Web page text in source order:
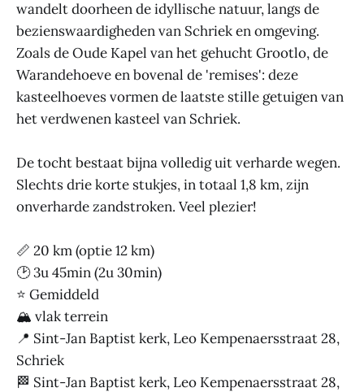
wandelt doorheen de idyllische natuur, langs de
bezienswaardigheden van Schriek en omgeving.
Zoals de Oude Kapel van het gehucht Grootlo, de
Warandehoeve en bovenal de 'remises': deze
kasteelhoeves vormen de laatste stille getuigen van
het verdwenen kasteel van Schriek.
De tocht bestaat bijna volledig uit verharde wegen.
Slechts drie korte stukjes, in totaal 1,8 km, zijn
onverharde zandstroken. Veel plezier!
📏 20 km (optie 12 km)
🕑 3u 45min (2u 30min)
⭐ Gemiddeld
🏔 vlak terrein
📍 Sint-Jan Baptist kerk, Leo Kempenaersstraat 28,
Schriek
🏁 Sint-Jan Baptist kerk, Leo Kempenaersstraat 28,